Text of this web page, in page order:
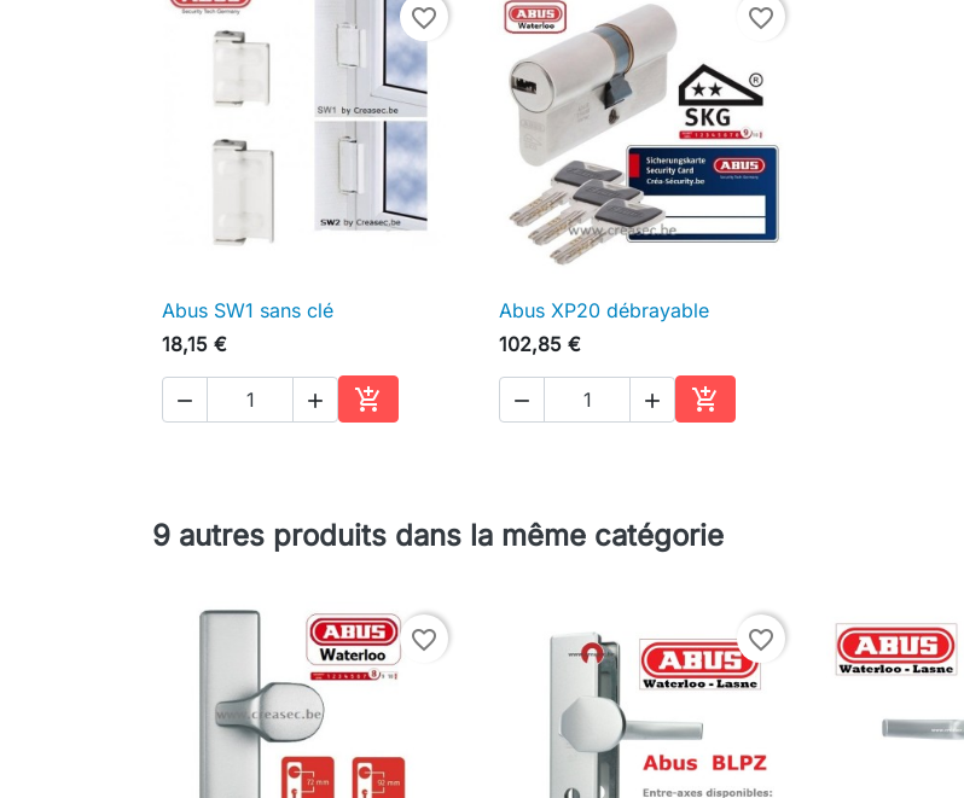
favorite_border
 Aperçu rapide
Abus SW1 sans clé
18,15 €
  
Ajouter au panier
favorite_border
 Aperçu rapide
Abus XP20 débrayable
102,85 €
  
Ajouter au panier
9 autres produits dans la même catégorie
favorite_border favorite_border